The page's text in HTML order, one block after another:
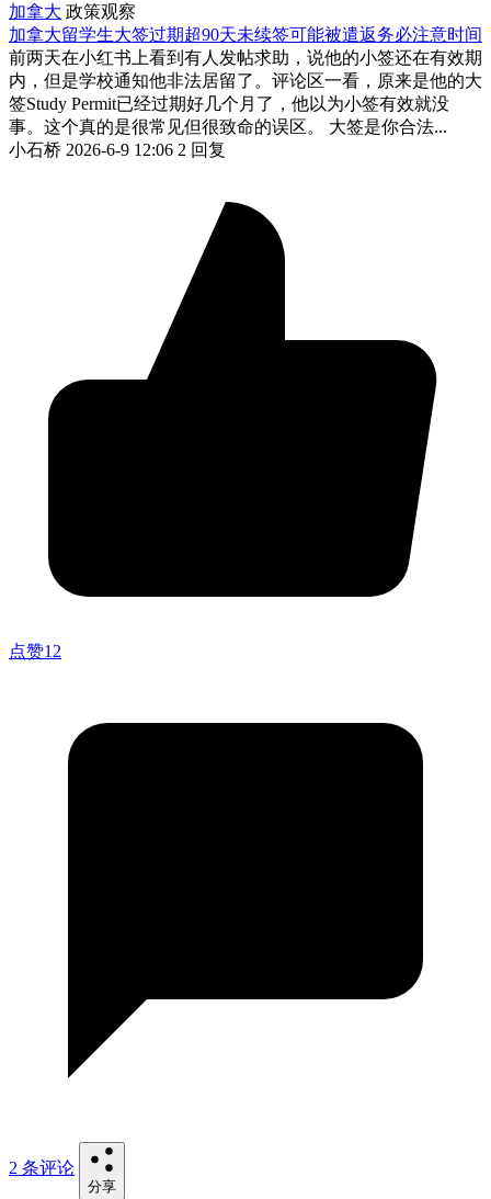
加拿大 政策观察
加拿大留学生大签过期超90天未续签可能被遣返务必注意时间
前两天在小红书上看到有人发帖求助，说他的小签还在有效期
内，但是学校通知他非法居留了。评论区一看，原来是他的大
签Study Permit已经过期好几个月了，他以为小签有效就没
事。这个真的是很常见但很致命的误区。 大签是你合法...
小石桥 2026-6-9 12:06 2 回复
点赞12
2 条评论
分享